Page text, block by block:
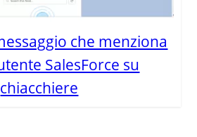
che menziona
SalesForce su
chiacchiere